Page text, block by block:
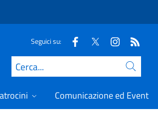
Seguici su:
Cerca
Comunicazione ed Eventi